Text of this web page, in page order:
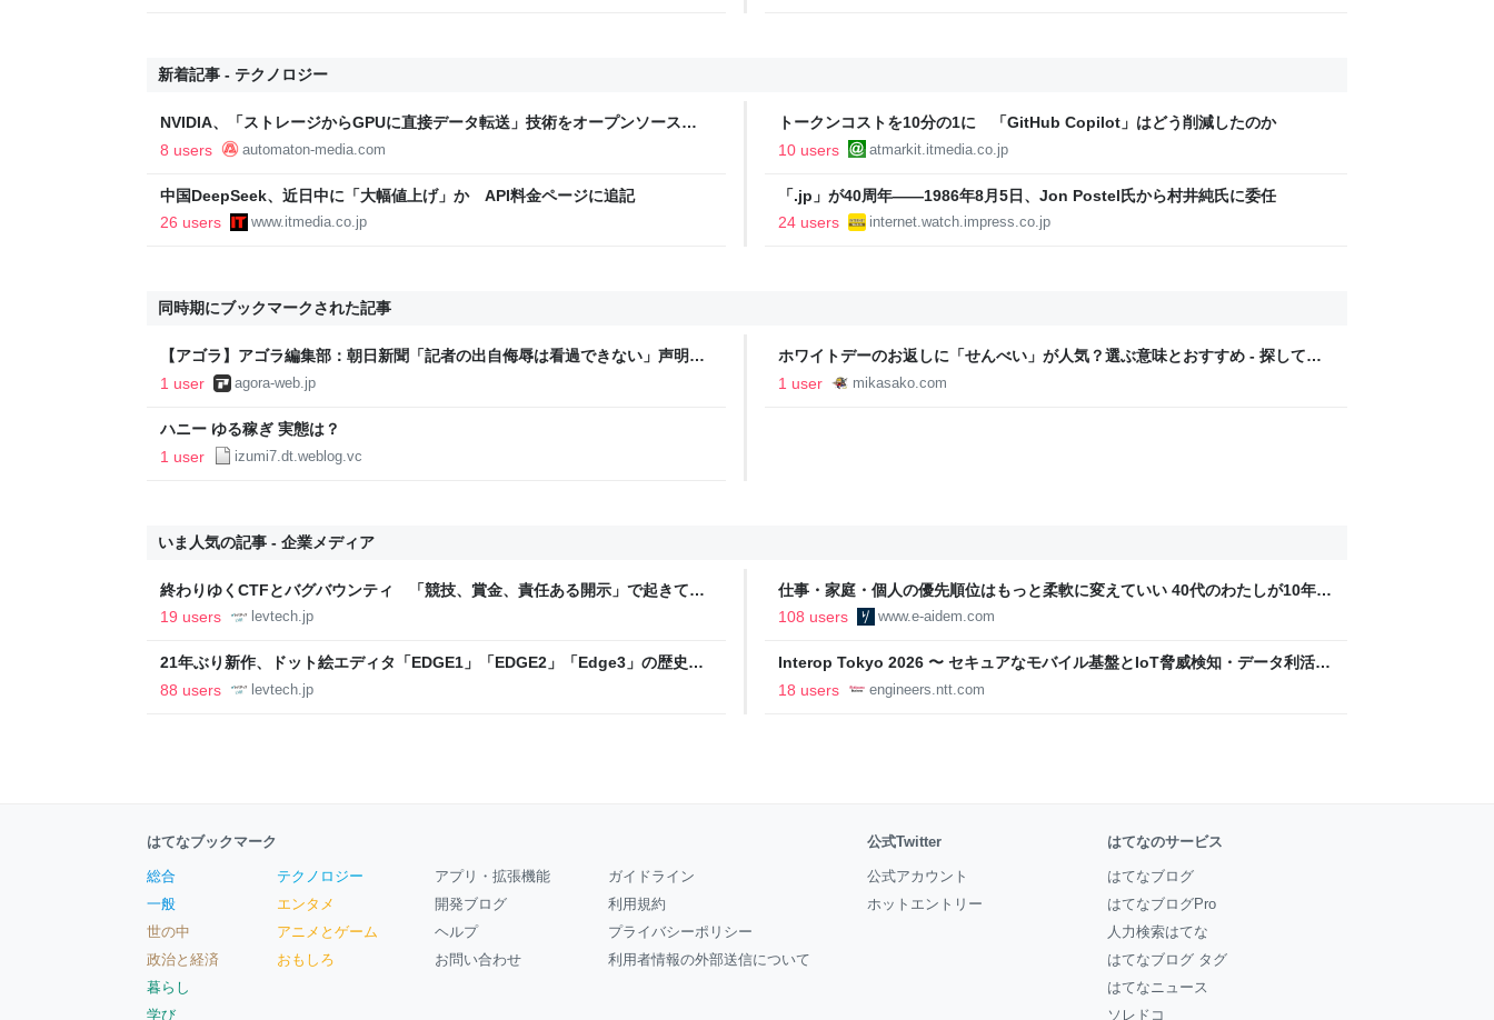
新着記事 - テクノロジー
NVIDIA、「ストレージからGPUに直接データ転送」技術をオープンソース
化。“メモリを介さない”高速アクセス推進へ - AUTOMATON
8 users automaton-media.com
トークンコストを10分の1に 「GitHub Copilot」はどう削減したのか
10 users
atmarkit.itmedia.co.jp
中国DeepSeek、近日中に「大幅値上げ」か API料金ページに追記
26 users
www.itmedia.co.jp
「.jp」が40周年――1986年8月5日、Jon Postel氏から村井純氏に委任
24 users
internet.watch.impress.co.jp
同時期にブックマークされた記事
【アゴラ】アゴラ編集部：朝日新聞「記者の出自侮辱は看過できない」声明と
自ら属性攻撃を繰り返した過去
1 user agora-web.jp
ホワイトデーのお返しに「せんべい」が人気？選ぶ意味とおすすめ - 探してみ
よう！知りたい情報！
1 user mikasako.com
ハニー ゆる稼ぎ 実態は？
1 user
izumi7.dt.weblog.vc
いま人気の記事 - 企業メディア
終わりゆくCTFとバグバウンティ 「競技、賞金、責任ある開示」で起きてい
ること【フォーカス】 - レバテックLAB
19 users levtech.jp
仕事・家庭・個人の優先順位はもっと柔軟に変えていい 40代のわたしが10年後
の自分に伝えたいこと - りっすん by イーアイデム
108 users www.e-aidem.com
21年ぶり新作、ドット絵エディタ「EDGE1」「EDGE2」「Edge3」の歴史に
ついて作者に聞く【フォーカス】 - レバテックLAB
88 users levtech.jp
Interop Tokyo 2026 〜 セキュアなモバイル基盤とIoT脅威検知・データ利活用
への取り組み 〜 - NTT docomo Business Engineers' Blog
18 users engineers.ntt.com
はてなブックマーク
総合
一般
世の中
政治と経済
暮らし
学び
テクノロジー
エンタメ
アニメとゲーム
おもしろ
アプリ・拡張機能
開発ブログ
ヘルプ
お問い合わせ
ガイドライン
利用規約
プライバシーポリシー
利用者情報の外部送信について
公式Twitter
公式アカウント
ホットエントリー
はてなのサービス
はてなブログ
はてなブログPro
人力検索はてな
はてなブログ タグ
はてなニュース
ソレドコ